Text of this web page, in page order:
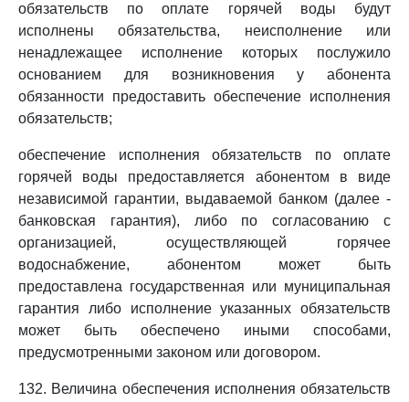
обязательств по оплате горячей воды будут
исполнены обязательства, неисполнение или
ненадлежащее исполнение которых послужило
основанием для возникновения у абонента
обязанности предоставить обеспечение исполнения
обязательств;
обеспечение исполнения обязательств по оплате
горячей воды предоставляется абонентом в виде
независимой гарантии, выдаваемой банком (далее -
банковская гарантия), либо по согласованию с
организацией, осуществляющей горячее
водоснабжение, абонентом может быть
предоставлена государственная или муниципальная
гарантия либо исполнение указанных обязательств
может быть обеспечено иными способами,
предусмотренными законом или договором.
132. Величина обеспечения исполнения обязательств